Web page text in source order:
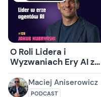
O Roli Lidera i
Wyzwaniach Ery AI z
Jakubem Kubryńskim
Maciej Aniserowicz
PODCAST